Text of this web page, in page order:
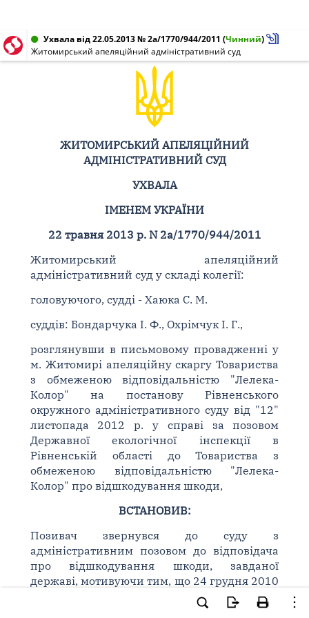
Ухвала від 22.05.2013 № 2а/1770/944/2011 (Чинний)
Житомирський апеляційний адміністративний суд
ЖИТОМИРСЬКИЙ АПЕЛЯЦІЙНИЙ
АДМІНІСТРАТИВНИЙ СУД
УХВАЛА
ІМЕНЕМ УКРАЇНИ
22 травня 2013 р. N 2а/1770/944/2011
Житомирський апеляційний
адміністративний суд у складі колегії:
головуючого, судді - Хаюка С. М.
суддів: Бондарчука І. Ф., Охрімчук І. Г.,
розглянувши в письмовому провадженні у
м. Житомирі апеляційну скаргу Товариства
з обмеженою відповідальністю "Лелека-
Колор" на постанову Рівненського
окружного адміністративного суду від "12"
листопада 2012 р. у справі за позовом
Державної екологічної інспекції в
Рівненській області до Товариства з
обмеженою відповідальністю "Лелека-
Колор" про відшкодування шкоди,
ВСТАНОВИВ:
Позивач звернувся до суду з
адміністративним позовом до відповідача
про відшкодування шкоди, завданої
державі, мотивуючи тим, що 24 грудня 2010
року інспектором з охорони навколишнього
природного середовища в Рівненській